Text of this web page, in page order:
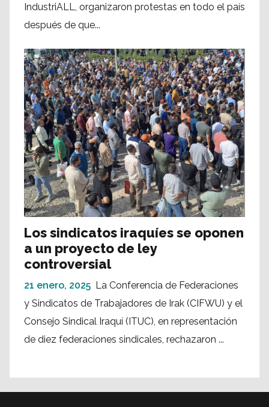
IndustriALL, organizaron protestas en todo el país
después de que...
Los sindicatos iraquíes se oponen
a un proyecto de ley
controversial
21 enero, 2025 La Conferencia de Federaciones
y Sindicatos de Trabajadores de Irak (CIFWU) y el
Consejo Sindical Iraquí (ITUC), en representación
de diez federaciones sindicales, rechazaron ...